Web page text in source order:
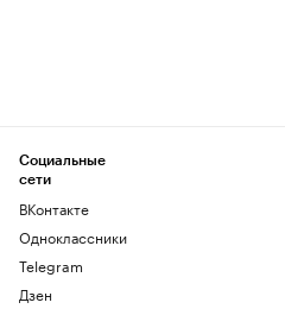
Социальные
сети
ВКонтакте
Одноклассники
Telegram
Дзен